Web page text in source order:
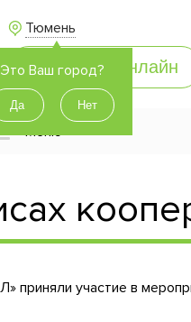
Тюмень
Это Ваш город?
Меню
участие в